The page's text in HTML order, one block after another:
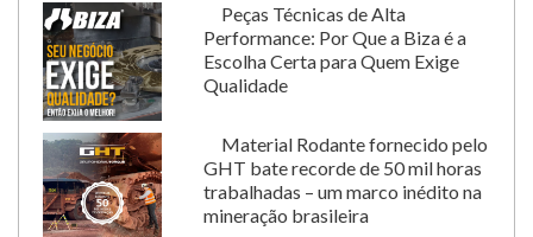
Peças Técnicas de Alta
Performance: Por Que a Biza é a
Escolha Certa para Quem Exige
Qualidade
Material Rodante fornecido pelo
GHT bate recorde de 50 mil horas
trabalhadas – um marco inédito na
mineração brasileira